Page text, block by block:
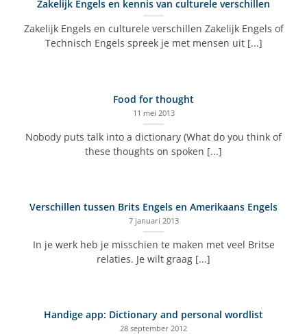
Zakelijk Engels en kennis van culturele verschillen
Zakelijk Engels en culturele verschillen Zakelijk Engels of
Technisch Engels spreek je met mensen uit [...]
Food for thought
11 mei 2013
Nobody puts talk into a dictionary (What do you think of
these thoughts on spoken [...]
Verschillen tussen Brits Engels en Amerikaans Engels
7 januari 2013
In je werk heb je misschien te maken met veel Britse
relaties. Je wilt graag [...]
Handige app: Dictionary and personal wordlist
28 september 2012